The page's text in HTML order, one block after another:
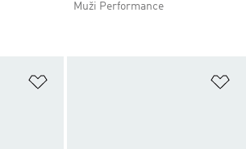
Muži Performance